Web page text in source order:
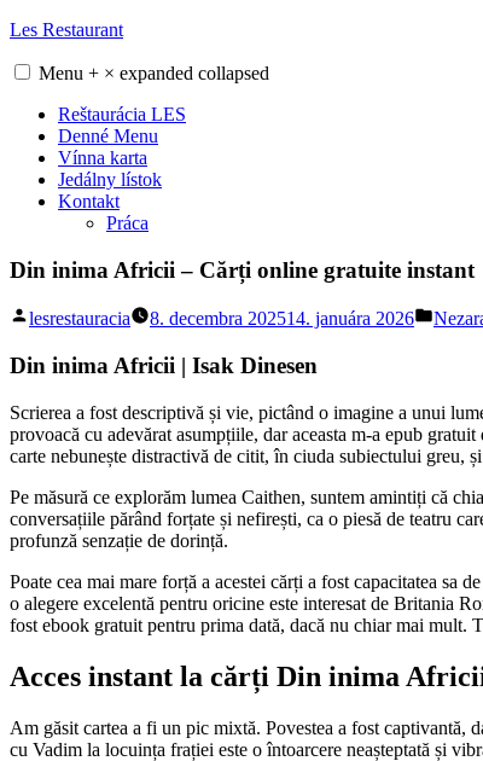
Skip
content
Les Restaurant
Menu + × expanded collapsed
Reštaurácia LES
Denné Menu
Vínna karta
Jedálny lístok
Kontakt
Práca
Din inima Africii – Cărți online gratuite instant
Posted
lesrestauracia 8. decembra 202514. januára 2026
Posted
Din inima Africii | Isak Dinesen
Scrierea a fost descriptivă și vie, pictând o imagine a unui
provoacă cu adevărat asumpțiile, dar aceasta m-a epub
carte nebunește distractivă de citit, în ciuda subiectului greu,
Pe măsură ce explorăm lumea Caithen, suntem amintiți că
conversațiile părând forțate și nefirești, ca o piesă de teatru
profunză senzație de dorință.
Poate cea mai mare forță a acestei cărți a fost capacitatea sa
o alegere excelentă pentru oricine este interesat de Britania
fost ebook gratuit pentru prima dată, dacă nu chiar mai mult.
Acces instant la cărți Din inima
Am găsit cartea a fi un pic mixtă. Povestea a fost captivantă,
cu Vadim la locuința frației este o întoarcere neașteptată și